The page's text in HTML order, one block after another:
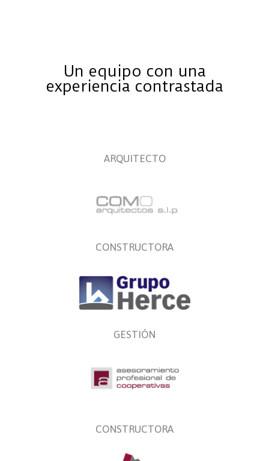
Un equipo con una
experiencia contrastada
ARQUITECTO
CONSTRUCTORA
GESTIÓN
CONSTRUCTORA